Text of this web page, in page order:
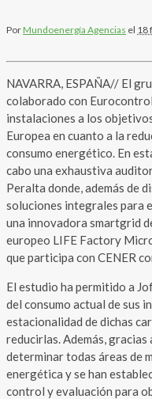
PorMundoenergía Agencias el 18
NAVARRA, ESPAÑA// El
colaborado con
instalaciones a los
Europea en cuanto a la
consumo energético. En
cabo una exhaustiva
Peralta donde, además de
soluciones integrales para
una innovadora smartgrid
europeo LIFE Factory
que participa con CENER
El estudio ha permitido a
del consumo actual de sus
estacionalidad de dichas
reducirlas. Además,
determinar todas áreas de
energética y se han
control y evaluación para